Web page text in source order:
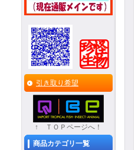
引き取り希望
↑ ＴＯＰページへ！
商品カテゴリ一覧